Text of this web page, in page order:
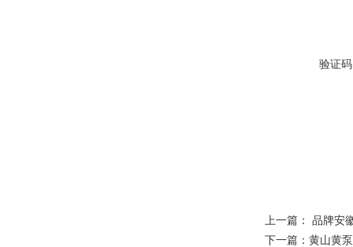
验证
上一篇： 品牌安
下一篇： 黄山黄